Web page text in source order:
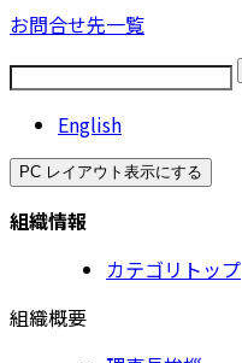
お問合せ先一覧
English
PC レイアウト表示にする
組織情報
カテゴリトップ
組織概要